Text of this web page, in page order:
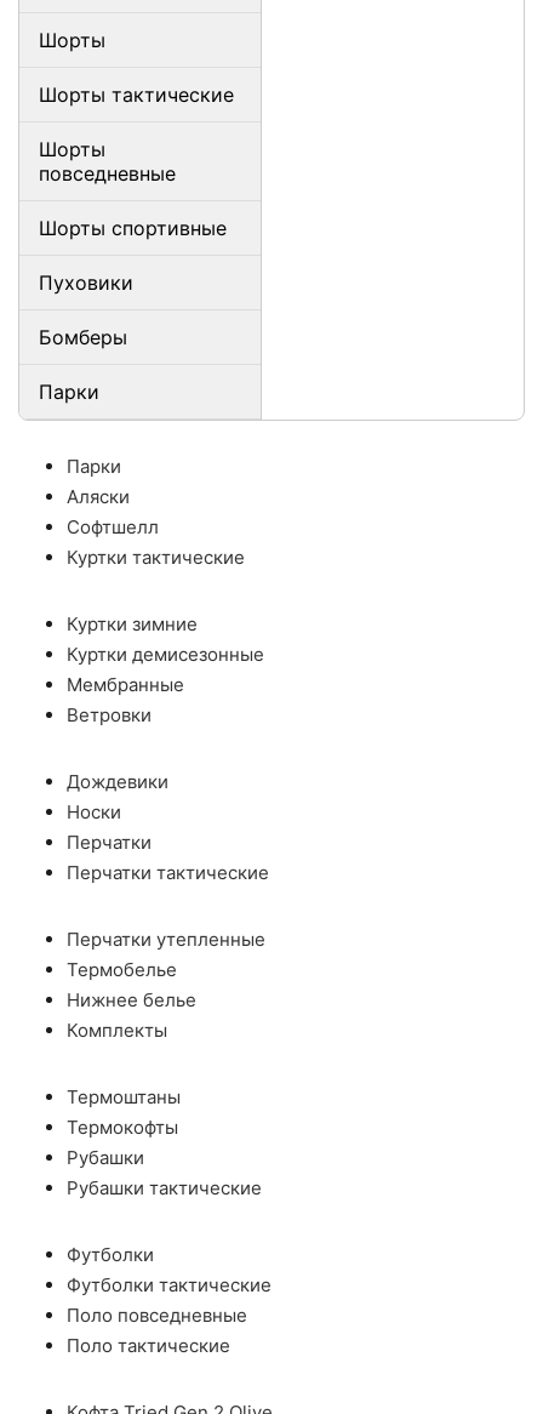
Шорты
Шорты тактические
Шорты
повседневные
Шорты спортивные
Пуховики
Бомберы
Парки
Парки
Аляски
Софтшелл
Куртки тактические
Куртки зимние
Куртки демисезонные
Мембранные
Ветровки
Дождевики
Носки
Перчатки
Перчатки тактические
Перчатки утепленные
Термобелье
Нижнее белье
Комплекты
Термоштаны
Термокофты
Рубашки
Рубашки тактические
Футболки
Футболки тактические
Поло повседневные
Поло тактические